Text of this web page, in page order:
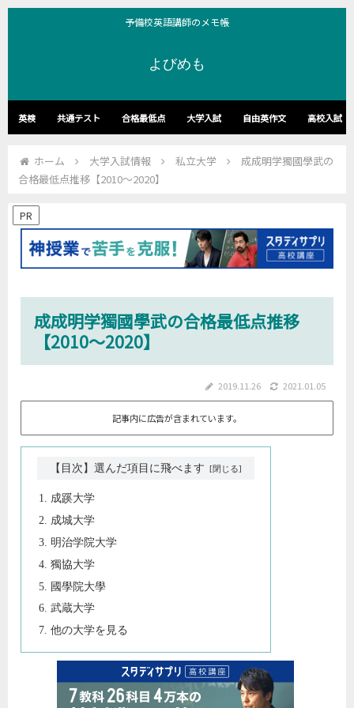
予備校英語講師のメモ帳
よびめも
英検 共通テスト 合格最低点 大学入試 自由英作文 高校入試
ホーム 大学入試情報 私立大学
成成明学獨國學武の
合格最低点推移【2010～2020】
PR
成成明学獨國學武の合格最低点推移
【2010～2020】
2019.11.26 2021.01.05
記事内に広告が含まれています。
【目次】選んだ項目に飛べます
成蹊大学
成城大学
明治学院大学
獨協大学
國學院大學
武蔵大学
他の大学を見る